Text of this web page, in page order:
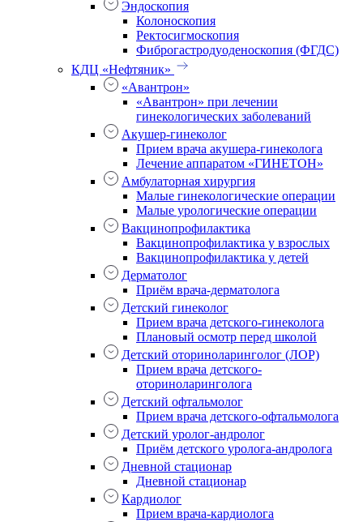
Эндоскопия
Колоноскопия
Ректосигмоскопия
Фиброгастродуоденоскопия (ФГДС)
КДЦ «Нефтяник»
«Авантрон»
«Авантрон» при лечении
гинекологических заболеваний
Акушер-гинеколог
Прием врача акушера-гинеколога
Лечение аппаратом «ГИНЕТОН»
Амбулаторная хирургия
Малые гинекологические операции
Малые урологические операции
Вакцинопрофилактика
Вакцинопрофилактика у взрослых
Вакцинопрофилактика у детей
Дерматолог
Приём врача-дерматолога
Детский гинеколог
Прием врача детского-гинеколога
Плановый осмотр перед школой
Детский оториноларинголог (ЛОР)
Прием врача детского-
оториноларинголога
Детский офтальмолог
Прием врача детского-офтальмолога
Детский уролог-андролог
Приём детского уролога-андролога
Дневной стационар
Дневной стационар
Кардиолог
Прием врача-кардиолога